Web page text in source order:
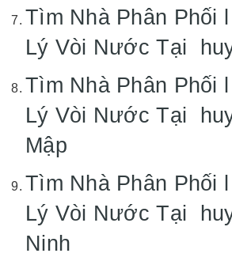
Tìm Nhà Phân Phối
Lý Vòi Nước Tại
Tìm Nhà Phân Phối
Lý Vòi Nước Tại
Mập
Tìm Nhà Phân Phối
Lý Vòi Nước Tại
Ninh